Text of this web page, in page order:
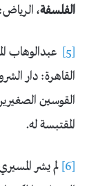
الفلسفة، الرياض:
[5] عبدالوهاب
القوسين
المقتبسة له.
[6]
لم يشر